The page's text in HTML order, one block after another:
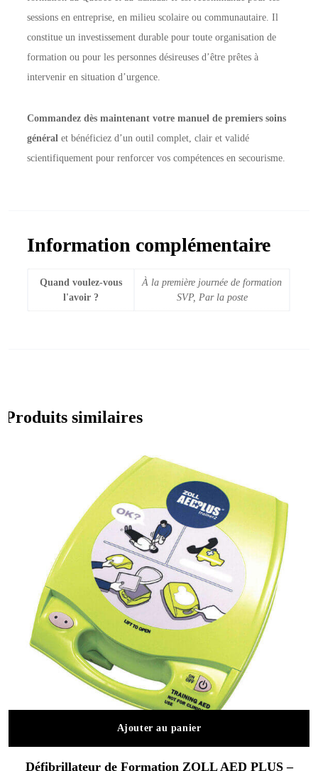
sessions en entreprise, en milieu scolaire ou communautaire. Il
constitue un investissement durable pour toute organisation de
formation ou pour les personnes désireuses d’être prêtes à
intervenir en situation d’urgence.
Commandez dès maintenant votre manuel de premiers soins
général et bénéficiez d’un outil complet, clair et validé
scientifiquement pour renforcer vos compétences en secourisme.
Information complémentaire
Quand voulez-vous
l'avoir ?
À la première journée de formation
SVP, Par la poste
Produits similaires
Ajouter au panier
Défibrillateur de Formation ZOLL AED PLUS –